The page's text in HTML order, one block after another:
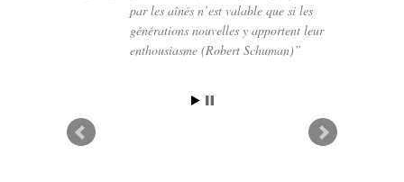
par les aînés n’est valable que si les
générations nouvelles y apportent leur
enthousiasme (Robert Schuman)